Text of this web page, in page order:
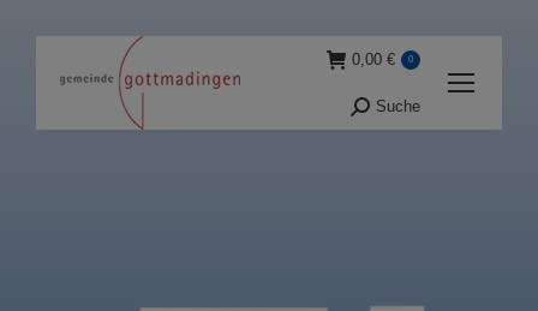
0,00 € 0
Suche:
Suche